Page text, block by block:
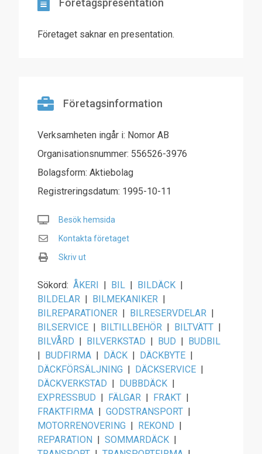
Företagspresentation
Företaget saknar en presentation.
Företagsinformation
Verksamheten ingår i: Nomor AB
Organisationsnummer: 556526-3976
Bolagsform: Aktiebolag
Registreringsdatum: 1995-10-11
Besök hemsida
Kontakta företaget
Skriv ut
Sökord: ÅKERI | BIL | BILDÄCK |
BILDELAR | BILMEKANIKER |
BILREPARATIONER | BILRESERVDELAR |
BILSERVICE | BILTILLBEHÖR | BILTVÄTT |
BILVÅRD | BILVERKSTAD | BUD | BUDBIL
| BUDFIRMA | DÄCK | DÄCKBYTE |
DÄCKFÖRSÄLJNING | DÄCKSERVICE |
DÄCKVERKSTAD | DUBBDÄCK |
EXPRESSBUD | FÄLGAR | FRAKT |
FRAKTFIRMA | GODSTRANSPORT |
MOTORRENOVERING | REKOND |
REPARATION | SOMMARDÄCK |